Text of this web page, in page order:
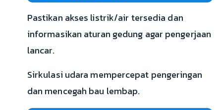
Pastikan akses listrik/air tersedia dan
informasikan aturan gedung agar pengerjaan
lancar.
Sirkulasi udara mempercepat pengeringan
dan mencegah bau lembap.